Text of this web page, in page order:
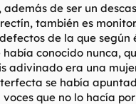
además de ser un
también es
de la que según
había conocido nunca,
adivinado era una
se había
voces que no lo hacía